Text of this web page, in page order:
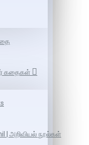
கதைகள்
| அறிவியல் நூல்கள்